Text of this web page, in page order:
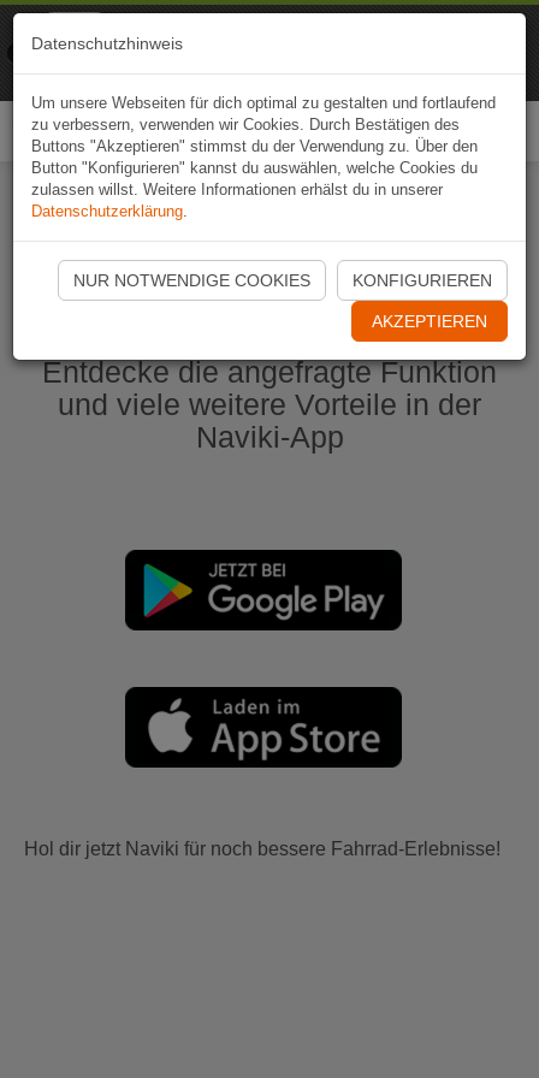
Naviki App jetzt öffnen
Entdecke die angefragte Funktion
und viele weitere Vorteile in der
Naviki-App
Hol dir jetzt Naviki für noch bessere Fahrrad-Erlebnisse!
Datenschutzhinweis
Um unsere Webseiten für dich optimal zu gestalten und fortlaufend
zu verbessern, verwenden wir Cookies. Durch Bestätigen des
Buttons "Akzeptieren" stimmst du der Verwendung zu. Über den
Button "Konfigurieren" kannst du auswählen, welche Cookies du
zulassen willst. Weitere Informationen erhälst du in unserer
Datenschutzerklärung.
NUR NOTWENDIGE COOKIES KONFIGURIEREN
AKZEPTIEREN
Naviki